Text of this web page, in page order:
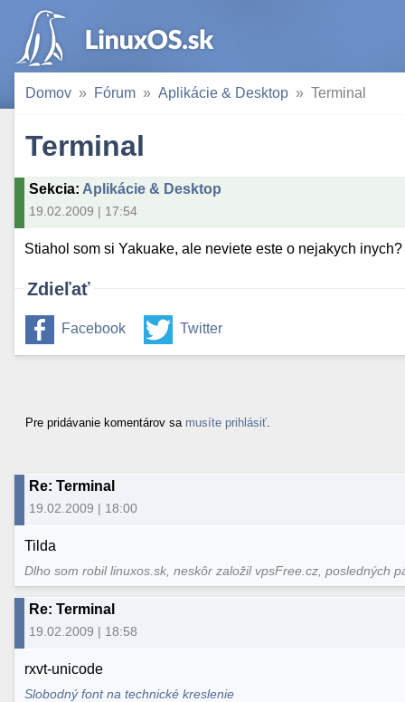
Domov Fórum Aplikácie & Desktop Terminal
Terminal
Sekcia: Aplikácie & Desktop
19.02.2009 | 17:54
Stiahol som si Yakuake, ale neviete este o nejakych inych?
Zdieľať
Facebook Twitter
Pre pridávanie komentárov sa musíte prihlásiť
Re: Terminal
19.02.2009 | 18:00
Tilda
Dlho som robil linuxos.sk, neskôr založil vpsFree.cz, posledných
Re: Terminal
19.02.2009 | 18:58
rxvt-unicode
Slobodný font na technické kreslenie